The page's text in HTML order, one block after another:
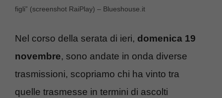
figli” (screenshot RaiPlay) – Blueshouse.it
Nel corso della serata di ieri, domenica 19
novembre, sono andate in onda diverse
trasmissioni, scopriamo chi ha vinto tra
quelle trasmesse in termini di ascolti